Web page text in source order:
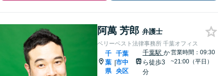
阿萬 芳郎 弁護士
ベリーベスト法律事務所 千葉オフィス
千
葉
県
|
千葉
市中
央区
千葉駅 か
ら徒歩3
分
営業時間：09:30
~21:00（平日）